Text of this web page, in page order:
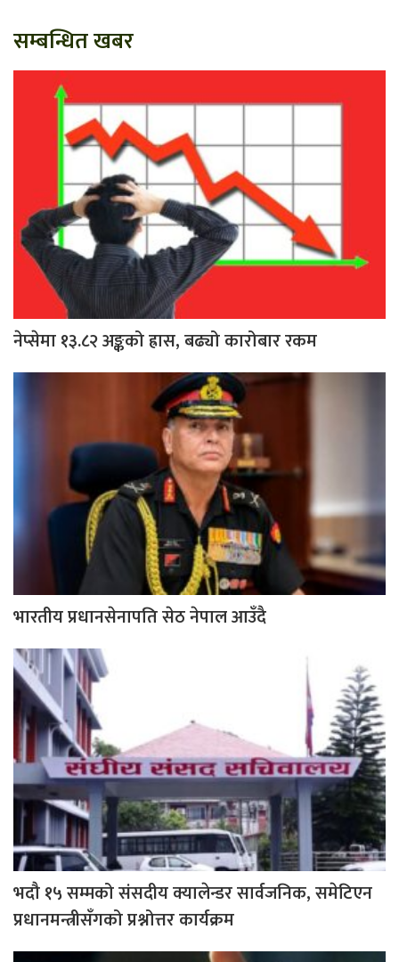
सम्बन्धित खबर
नेप्सेमा १३.८२ अङ्कको ह्रास, बढ्यो कारोबार रकम
भारतीय प्रधानसेनापति सेठ नेपाल आउँदै
भदौ १५ सम्मको संसदीय क्यालेन्डर सार्वजनिक, समेटिएन
प्रधानमन्त्रीसँगको प्रश्नोत्तर कार्यक्रम